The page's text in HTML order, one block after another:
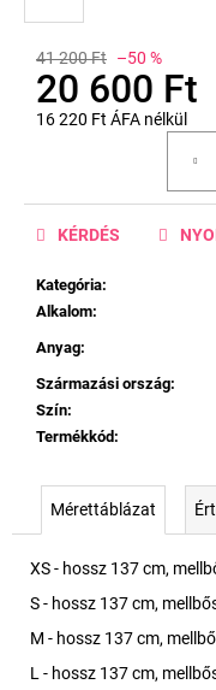
41 200 Ft –50 %
20 600 Ft
16 220 Ft ÁFA nélkül
Kategória:
Alkalom:
Anyag:
Származási ország:
Szín:
Termékkód:
KÉRDÉS
Mérettáblázat
XS - hossz 137 cm,
S - hossz 137 cm,
M - hossz 137 cm,
L - hossz 137 cm,